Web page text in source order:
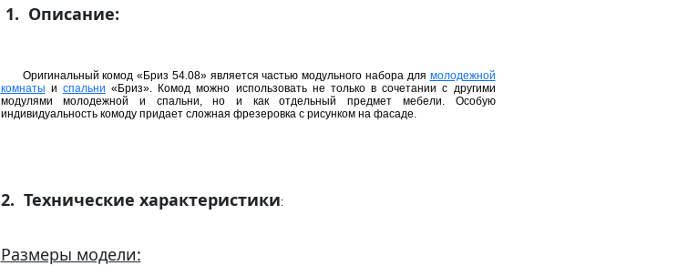
1. Описание:
Оригинальный комод «Бриз 54.08» является частью модульного набора для молодежной
комнаты и спальни «Бриз». Комод можно использовать не только в сочетании с другими
модулями молодежной и спальни, но и как отдельный предмет мебели. Особую
индивидуальность комоду придает сложная фрезеровка с рисунком на фасаде.
2. Технические характеристики:
Размеры модели: